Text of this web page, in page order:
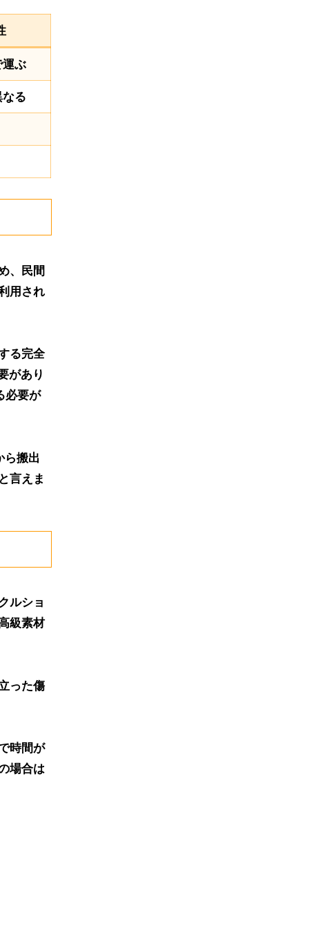
運ぶ
る
、民間
用され
る完全
があり
必要が
ら搬出
言えま
ルショ
級素材
った傷
時間が
場合は